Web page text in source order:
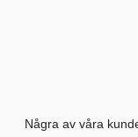
Några av våra